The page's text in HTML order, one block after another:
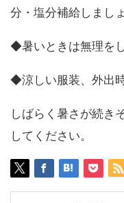
分・塩分補給しましょ
◆暑いときは無理を
◆涼しい服装、外出
しばらく暑さが続き
してください。